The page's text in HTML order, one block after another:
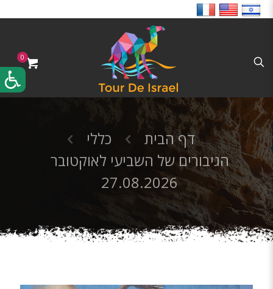
0
דף הבית
כללי
הגיבורים של השביעי לאוקטובר
27.08.2026